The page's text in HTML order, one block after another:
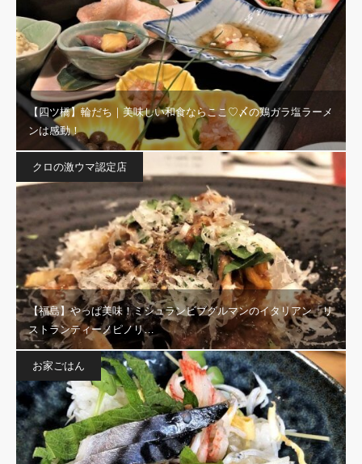
【四ツ橋】輪だち｜美味しい和食ならここ♡〆の鶏ガラ塩ラーメ
ンは感動！
クロの激ウマ認定店
【福島】やっぱ美味！ミシュランビブグルマンのイタリアン「リ
ストランティーノピノリ…
お家ごはん